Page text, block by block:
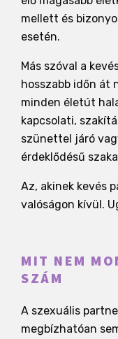
mellett és
esetén.
Más szóval a
hosszabb időn át
minden életút
kapcsolati,
szünettel járó
érdeklődésű
Az, akinek kevés
valóságon kívül.
MIT NEM
SZÁM
A szexuális
megbízhatóan